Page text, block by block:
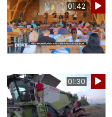
01:42
01:30